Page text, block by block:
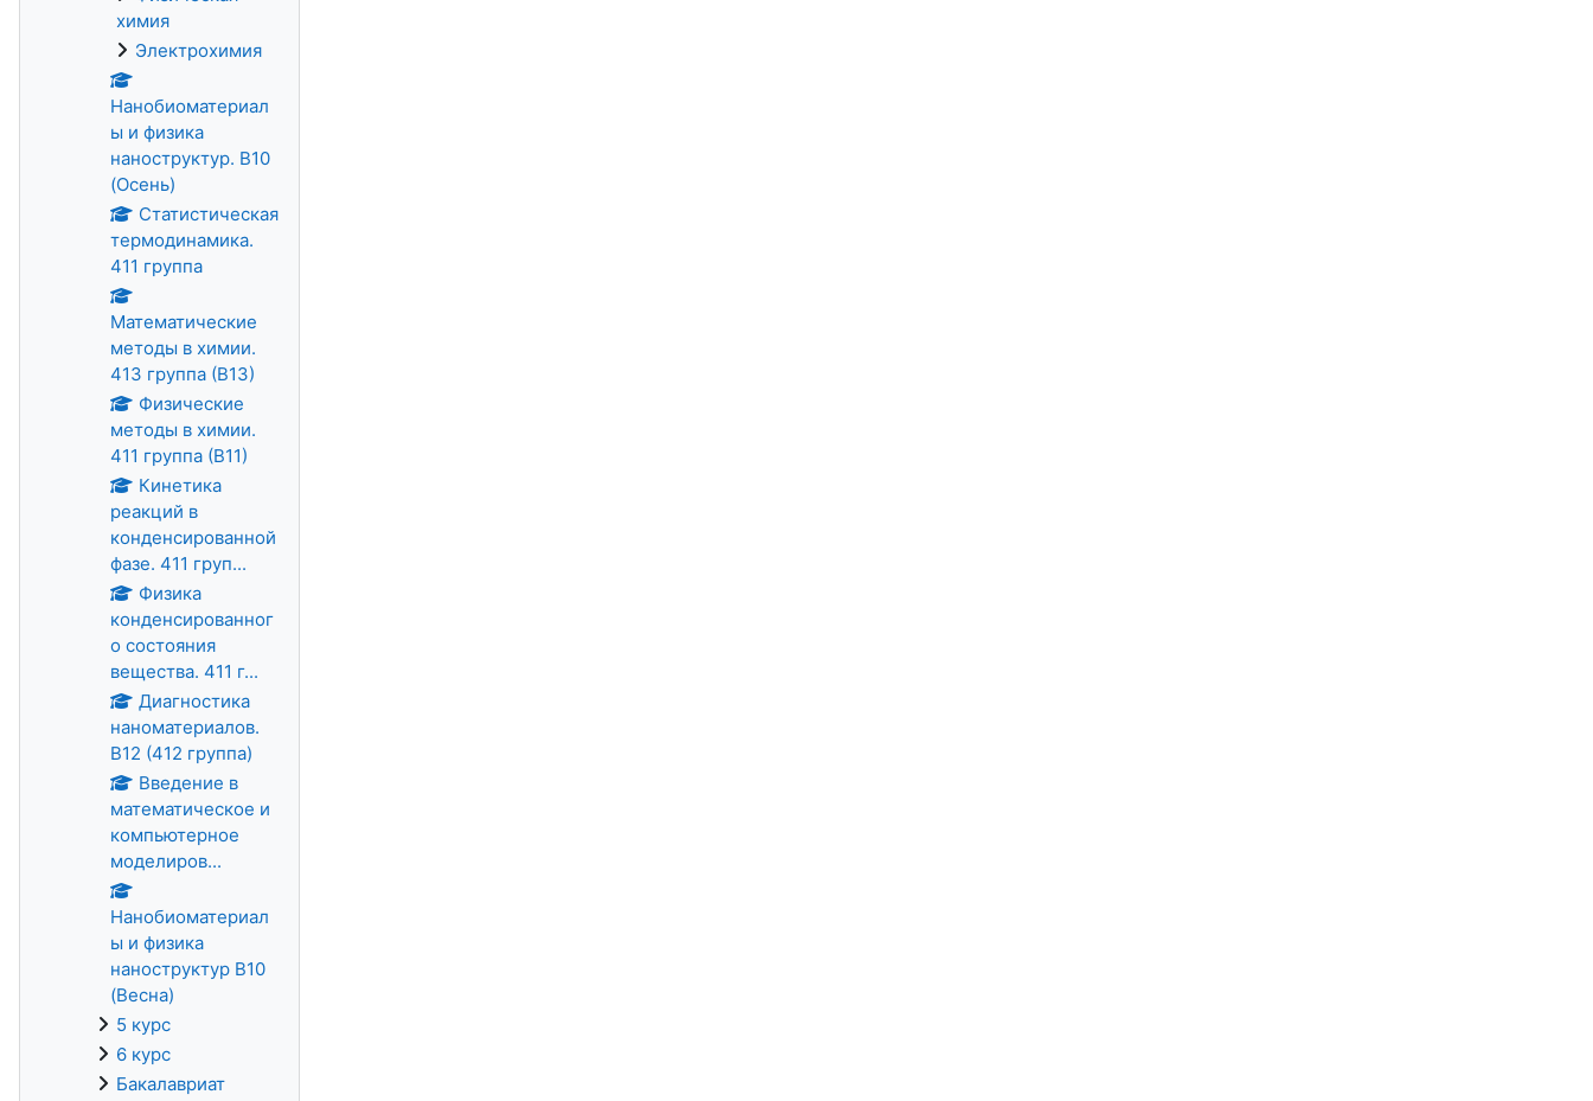
химия
Электрохимия
Нанобиоматериал
ы и физика
наноструктур. В10
(Осень)
Статистическая
термодинамика.
411 группа
Математические
методы в химии.
413 группа (В13)
Физические
методы в химии.
411 группа (В11)
Кинетика
реакций в
конденсированной
фазе. 411 груп...
Физика
конденсированног
о состояния
вещества. 411 г...
Диагностика
наноматериалов.
В12 (412 группа)
Введение в
математическое и
компьютерное
моделиров...
Нанобиоматериал
ы и физика
наноструктур В10
(Весна)
5 курс
6 курс
Бакалавриат